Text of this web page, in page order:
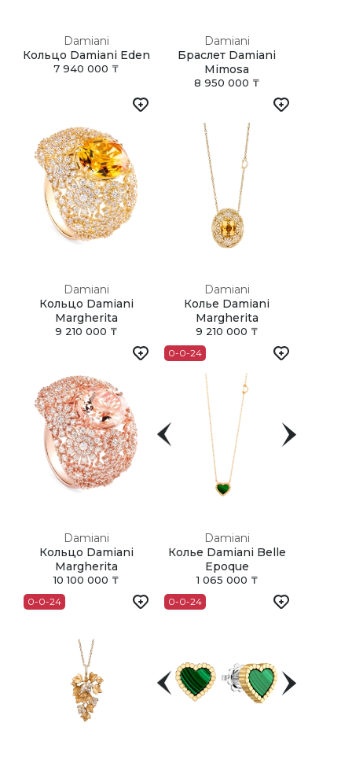
Damiani
Кольцо Damiani Eden
7 940 000 ₸
Damiani
Браслет Damiani
Mimosa
8 950 000 ₸
Damiani
Кольцо Damiani
Margherita
9 210 000 ₸
Damiani
Колье Damiani
Margherita
9 210 000 ₸
Damiani
Кольцо Damiani
Margherita
10 100 000 ₸
0-0-24
Damiani
Колье Damiani Belle
Epoque
1 065 000 ₸
0-0-24 0-0-24